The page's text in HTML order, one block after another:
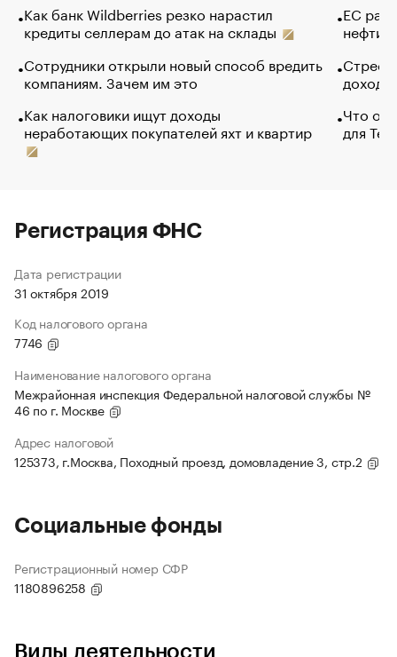
Как банк Wildberries резко нарастил
кредиты селлерам до атак на склады
Сотрудники открыли новый способ вредить
компаниям. Зачем им это
Как налоговики ищут доходы
неработающих покупателей яхт и квартир
ЕС
нефти
Что
для
Регистрация ФНС
Дата регистрации
31 октября 2019
Код налогового органа
7746
Наименование налогового органа
Межрайонная инспекция Федеральной налоговой службы №
46 по г. Москве
Адрес налоговой
125373, г.Москва, Походный проезд, домовладение 3, стр.2
Социальные фонды
Регистрационный номер СФР
1180896258
Виды деятельности